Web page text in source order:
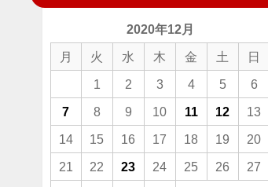
2020年12月
月 火 水 木 金 土 日
1 2 3 4 5 6
7 8 9 10 11 12 13
14 15 16 17 18 19 20
21 22 23 24 25 26 27